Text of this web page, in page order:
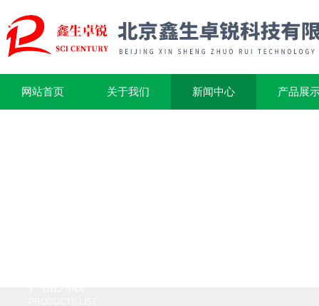
网站首页 关于我们 新闻中心 产品展